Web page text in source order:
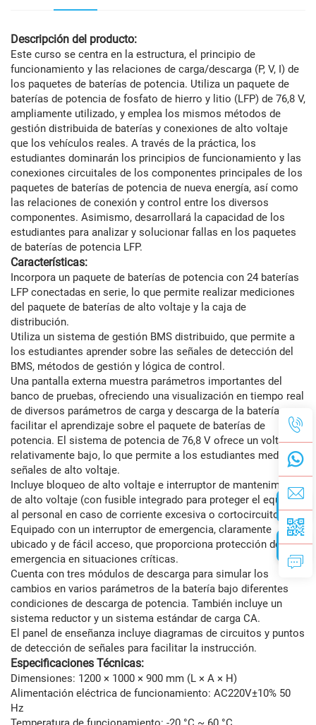
Descripción del producto:
Este curso se centra en la estructura, el principio de
funcionamiento y las relaciones de carga/descarga (P, V, I) de
los paquetes de baterías de potencia. Utiliza un paquete de
baterías de potencia de fosfato de hierro y litio (LFP) de 76,8 V,
ampliamente utilizado, y emplea los mismos métodos de
gestión distribuida de baterías y conexiones de alto voltaje
que los vehículos reales. A través de la práctica, los
estudiantes dominarán los principios de funcionamiento y las
conexiones circuitales de los componentes principales de los
paquetes de baterías de potencia de nueva energía, así como
las relaciones de conexión y control entre los diversos
componentes. Asimismo, desarrollará la capacidad de los
estudiantes para analizar y solucionar fallas en los paquetes
de baterías de potencia LFP.
Características:
Incorpora un paquete de baterías de potencia con 24 baterías
LFP conectadas en serie, lo que permite realizar mediciones
del paquete de baterías de alto voltaje y la caja de
distribución.
Utiliza un sistema de gestión BMS distribuido, que permite a
los estudiantes aprender sobre las señales de detección del
BMS, métodos de gestión y lógica de control.
Una pantalla externa muestra parámetros importantes del
banco de pruebas, ofreciendo una visualización en tiempo real
de diversos parámetros de carga y descarga de la batería para
facilitar el aprendizaje sobre el paquete de baterías de
potencia. El sistema de potencia de 76,8 V ofrece un voltaje
relativamente bajo, lo que permite a los estudiantes medir
señales de alto voltaje.
Incluye bloqueo de alto voltaje e interruptor de mantenimiento
de alto voltaje (con fusible integrado para proteger el equipo y
al personal en caso de corriente excesiva o cortocircuito).
Equipado con un interruptor de emergencia, claramente
ubicado y de fácil acceso, que proporciona protección de
emergencia en situaciones críticas.
Cuenta con tres módulos de descarga para simular los
cambios en varios parámetros de la batería bajo diferentes
condiciones de descarga de potencia. También incluye un
sistema reductor y un sistema estándar de carga CA.
El panel de enseñanza incluye diagramas de circuitos y puntos
de detección de señales para facilitar la instrucción.
Especificaciones Técnicas:
Dimensiones: 1200 × 1000 × 900 mm (L × A × H)
Alimentación eléctrica de funcionamiento: AC220V±10% 50
Hz